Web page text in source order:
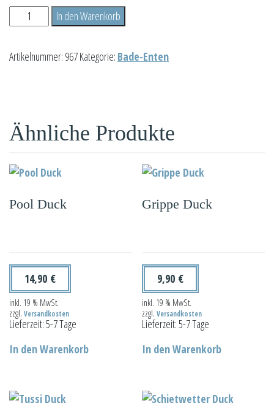
Weihnachtsmann
Duck
In den Warenkorb
Artikelnummer: 967Kategorie: Bade-Enten
Ähnliche Produkte
Pool Duck
14,90 €
inkl. 19 % MwSt.
zzgl. Versandkosten
Lieferzeit:5-7 Tage
In den Warenkorb
Grippe Duck
9,90 €
inkl. 19 % MwSt.
zzgl.Versandkosten
Lieferzeit:5-7 Tage
In den Warenkorb